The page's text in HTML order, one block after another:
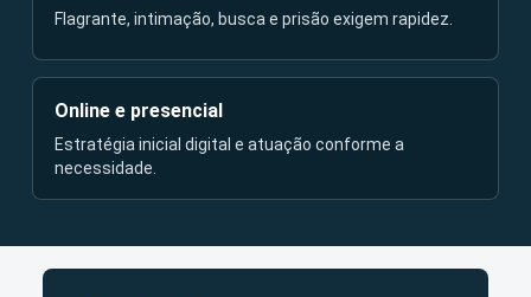
Flagrante, intimação, busca e prisão exigem rapidez.
Online e presencial
Estratégia inicial digital e atuação conforme a
necessidade.